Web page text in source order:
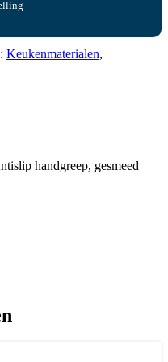
Keukenmaterialen,
handgreep, gesmeed